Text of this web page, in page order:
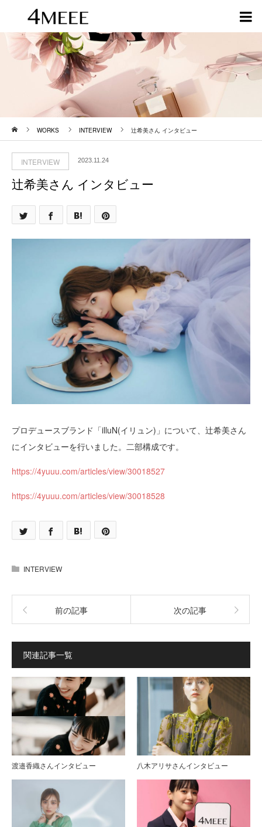
WORKS
INTERVIEW 辻󠄀希美さん インタビュー
INTERVIEW 2023.11.24
辻󠄀希美さん インタビュー
プロデュースブランド「illuN(イリュン)」について、辻󠄀希美さん
にインタビューを行いました。二部構成です。
https://4yuuu.com/articles/view/30018527
https://4yuuu.com/articles/view/30018528
INTERVIEW
前の記事 次の記事
関連記事一覧
渡邉香織さんインタビュー 八木アリサさんインタビュー